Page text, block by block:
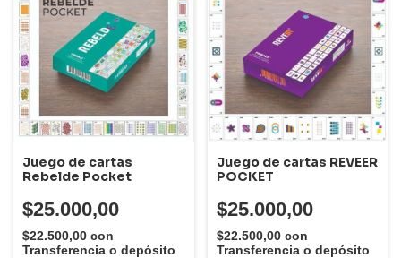
Juego de cartas
Rebelde Pocket
$25.000,00
$22.500,00 con
Transferencia o depósito
Juego de cartas REVEER
POCKET
$25.000,00
$22.500,00 con
Transferencia o depósito